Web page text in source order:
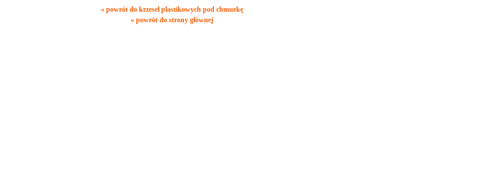
« powrót do krzeseł plastikowych pod chmurkę
« powrót do strony głównej